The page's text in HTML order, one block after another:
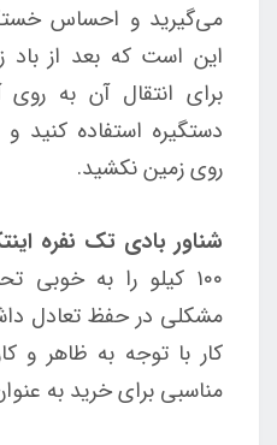
می‌گیرید و احساس
این است که بعد از
برای انتقال آن به
دستگیره استفاده کنید
روی زمین نکشید.
شناور بادی تک نفره اینتکس
۱۰۰ کیلو را به
مشکلی در حفظ تعادل
کار با توجه به ظاهر و
مناسبی برای خرید به